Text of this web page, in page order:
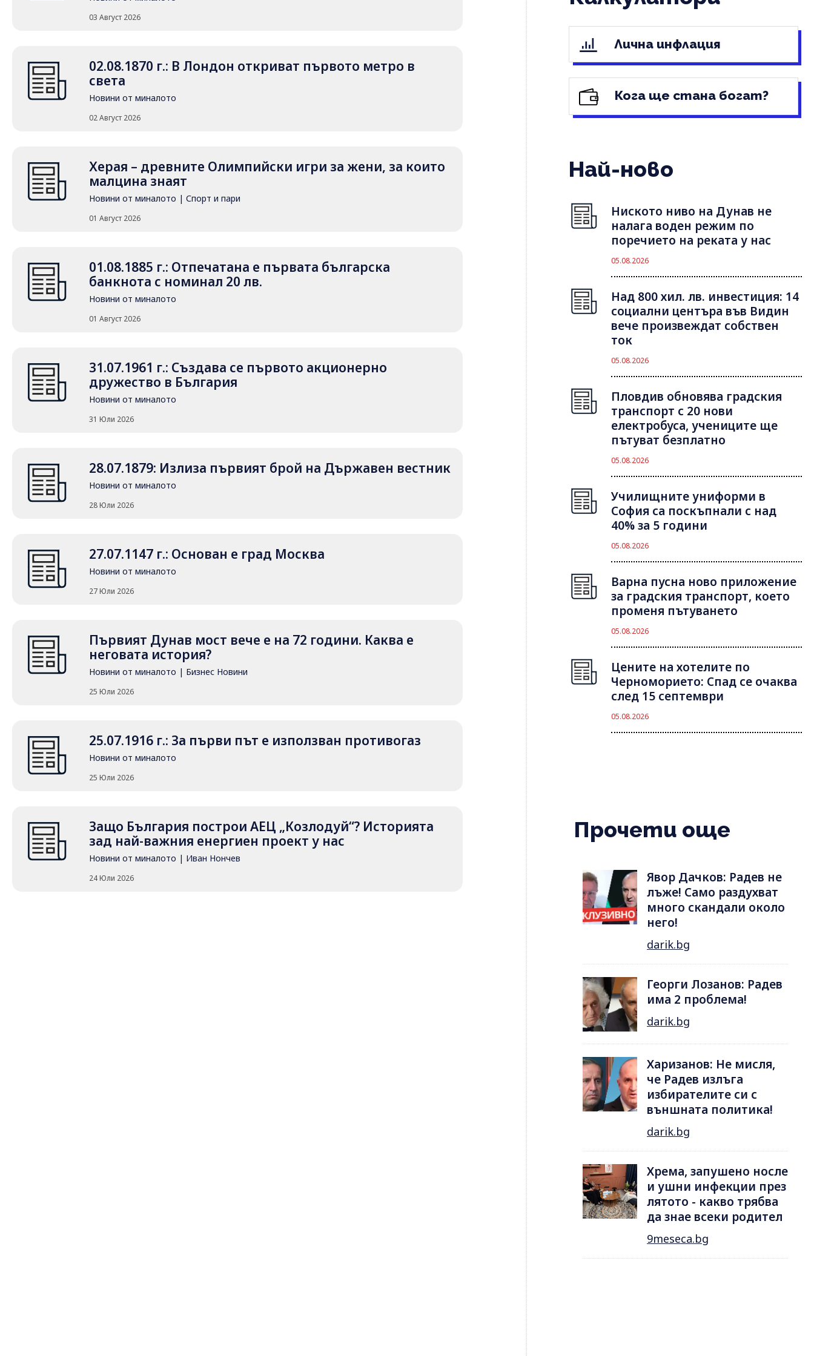
03 Август 2026
02.08.1870 г.: В Лондон откриват първото метро в
света
Новини от миналото
02 Август 2026
Херая – древните Олимпийски игри за жени, за които
малцина знаят
Новини от миналото | Спорт и пари
01 Август 2026
01.08.1885 г.: Отпечатана е първата българска
банкнота с номинал 20 лв.
Новини от миналото
01 Август 2026
31.07.1961 г.: Създава се първото акционерно
дружество в България
Новини от миналото
31 Юли 2026
28.07.1879: Излиза първият брой на Държавен вестник
Новини от миналото
28 Юли 2026
27.07.1147 г.: Основан е град Москва
Новини от миналото
27 Юли 2026
Първият Дунав мост вече е на 72 години. Каква е
неговата история?
Новини от миналото | Бизнес Новини
25 Юли 2026
25.07.1916 г.: За първи път е използван противогаз
Новини от миналото
25 Юли 2026
Защо България построи АЕЦ „Козлодуй“? Историята
зад най-важния енергиен проект у нас
Новини от миналото | Иван Нончев
24 Юли 2026
Лична инфлация
Кога ще стана богат?
Най-ново
Ниското ниво на Дунав не
налага воден режим по
поречието на реката у нас
05.08.2026
Над 800 хил. лв. инвестиция: 14
социални центъра във Видин
вече произвеждат собствен
ток
05.08.2026
Пловдив обновява градския
транспорт с 20 нови
електробуса, учениците ще
пътуват безплатно
05.08.2026
Училищните униформи в
София са поскъпнали с над
40% за 5 години
05.08.2026
Варна пусна ново приложение
за градския транспорт, което
променя пътуването
05.08.2026
Цените на хотелите по
Черноморието: Спад се очаква
след 15 септември
05.08.2026
Прочети още
Явор Дачков: Радев не
лъже! Само раздухват
много скандали около
него!
darik.bg
Георги Лозанов: Радев
има 2 проблема!
darik.bg
Харизанов: Не мисля,
че Радев излъга
избирателите си с
външната политика!
darik.bg
Хрема, запушено носле
и ушни инфекции през
лятотo - какво трябва
да знае всеки родител
9meseca.bg